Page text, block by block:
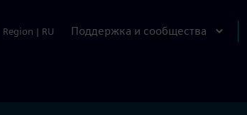
Region | RU Поддержка и сообщества